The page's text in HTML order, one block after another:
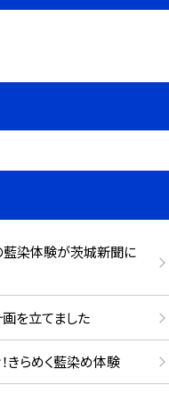
藍染体験が茨城新聞に
画を立てました
きらめく藍染め体験